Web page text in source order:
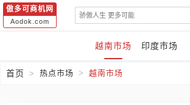
傲多可商机网
Aodok.com
越南市场 印度市场
首页 热点市场 越南市场